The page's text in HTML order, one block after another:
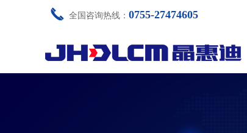
끅 全国咨询热线： 0755-27474605